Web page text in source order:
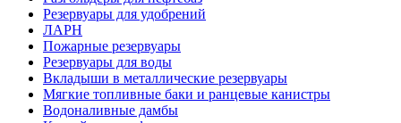
Резервуары для удобрений
ЛАРН
Пожарные резервуары
Резервуары для воды
Вкладыши в металлические резервуары
Мягкие топливные баки и ранцевые канистры
Водоналивные дамбы